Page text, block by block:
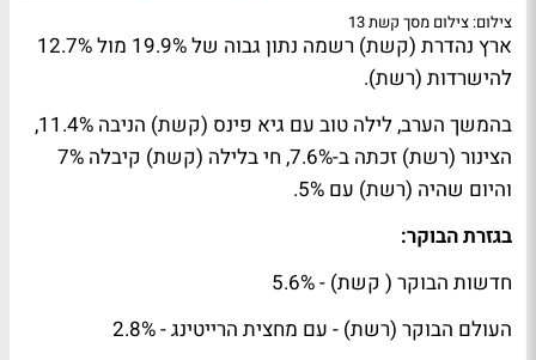
צילום: צילום מסך קשת 13
ארץ נהדרת (קשת) רשמה נתון גבוה של 19.9% מול 12.7%
להישרדות (רשת).
בהמשך הערב, לילה טוב עם גיא פינס (קשת) הניבה 11.4%,
הצינור (רשת) זכתה ב-7.6%, חי בלילה (קשת) קיבלה 7%
והיום שהיה (רשת) עם 5%.
בגזרת הבוקר:
חדשות הבוקר ( קשת) - 5.6%
העולם הבוקר (רשת) - עם מחצית הרייטינג - 2.8%